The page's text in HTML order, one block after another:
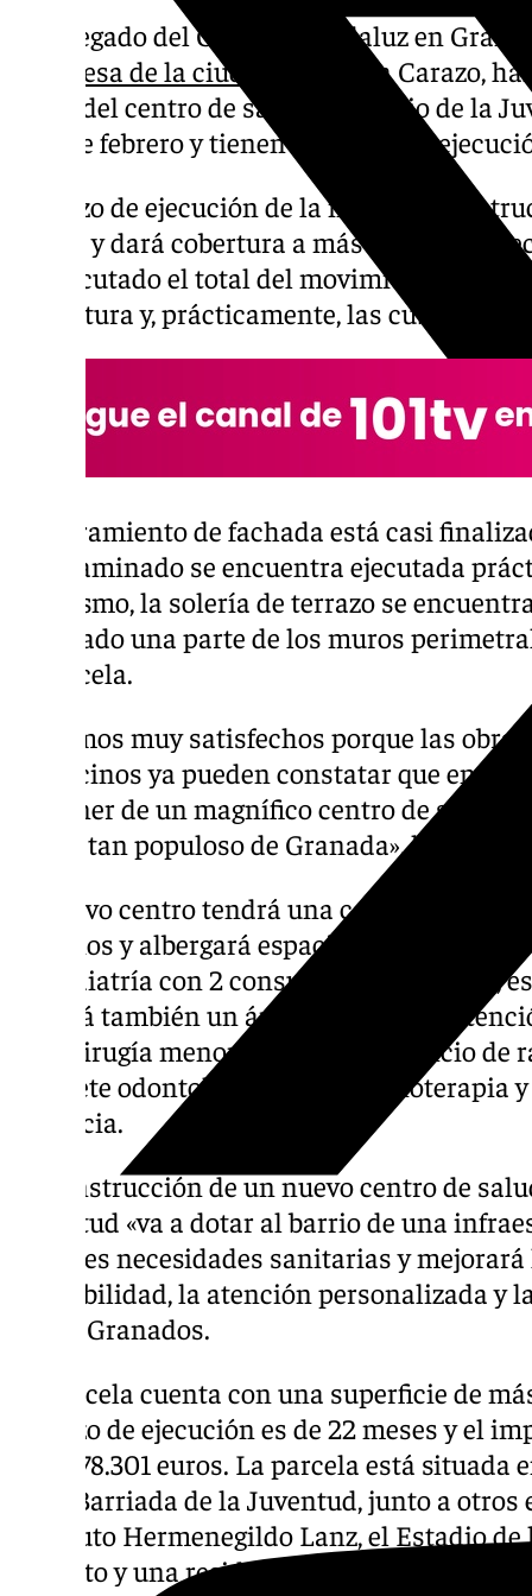
El delegado del Gobierno andaluz en
alcaldesa de la ciudad
, Marifrán Carazo,
obras del centro de salud del barrio de la
mes de febrero y tienen un grado de
El plazo de ejecución de la nueva
meses y dará cobertura a más de 20.000
ha ejecutado el total del movimiento de
estructura y, prácticamente, las cubiertas
El cerramiento de fachada está casi
yeso laminado se encuentra ejecutada
Asimismo, la solería de terrazo se
ejecutado una parte de los muros
la parcela.
«Estamos muy satisfechos porque las
los vecinos ya pueden constatar que en
disponer de un magnífico centro de salud
barrio tan populoso de Granada», ha
El nuevo centro tendrá una capacidad
usuarios y albergará espacios para 18
de pediatría con 2 consultas de pediatría,
Tendrá también un área moderna de
para cirugía menor, ecografía y servicio
gabinete odontológico, sala de fisioterapia
docencia.
La construcción de un nuevo centro de
Juventud «va a dotar al barrio de una
actuales necesidades sanitarias y
accesibilidad, la atención personalizada y
según Granados.
La parcela cuenta con una superficie de
el plazo de ejecución es de 22 meses y el
de 6.878.301 euros. La parcela está
en la Barriada de la Juventud, junto a
Instituto Hermenegildo Lanz, el Estadio
cubierto y una residencia de mayores.